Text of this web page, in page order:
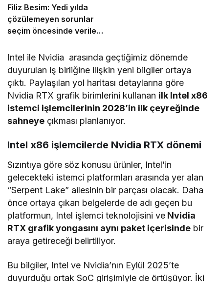
Filiz Besim: Yedi yılda
çözülemeyen sorunlar
seçim öncesinde verilen
Intel ile Nvidia arasında geçtiğimiz dönemde
duyurulan iş birliğine ilişkin yeni bilgiler ortaya
çıktı. Paylaşılan yol haritası detaylarına göre
Nvidia RTX grafik birimlerini kullanan ilk Intel x86
istemci işlemcilerinin 2028’in ilk çeyreğinde
sahneye çıkması planlanıyor.
Intel x86 işlemcilerde Nvidia RTX dönemi
Sızıntıya göre söz konusu ürünler, Intel’in
gelecekteki istemci platformları arasında yer alan
“Serpent Lake” ailesinin bir parçası olacak. Daha
önce ortaya çıkan belgelerde de adı geçen bu
platformun, Intel işlemci teknolojisini ve Nvidia
RTX grafik yongasını aynı paket içerisinde bir
araya getireceği belirtiliyor.
Bu bilgiler, Intel ve Nvidia’nın Eylül 2025’te
duyurduğu ortak SoC girişimiyle de örtüşüyor. İki